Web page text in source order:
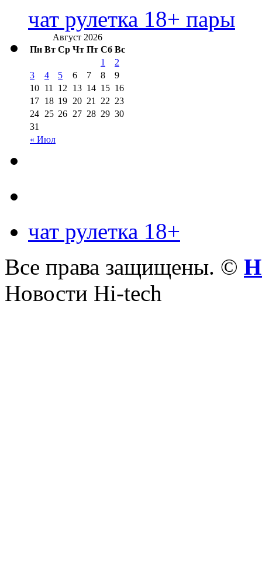
чат рулетка 18+ пары
Август 2026
Пн Вт Ср Чт Пт Сб Вс
« Июл
1
2
3
4 5 6 7 8
9
10 11 12 13 14 15 16
17 18 19 20 21 22 23
24 25 26 27 28 29 30
31
чат рулетка 18+
Все права защищены. ©
Новости Hi-tech